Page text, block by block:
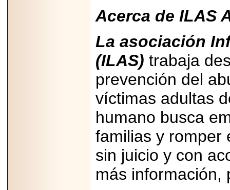
Acerca de ILAS
La asociación
(ILAS) trabaja
prevención del
víctimas adultas
humano busca
familias y romper
sin juicio y con
más información,